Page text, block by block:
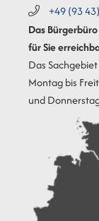
+49 (93
Das
für Sie
Das
Montag bis
und